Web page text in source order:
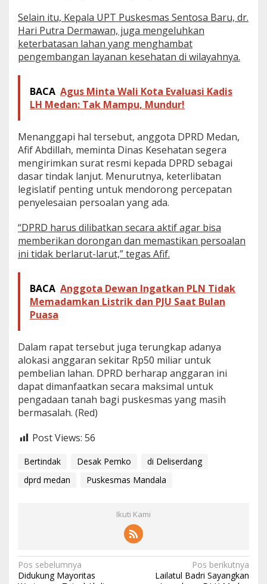
a
B
e
r
d
a
k
Selain itu, Kepala UPT Puskesmas Sentosa Baru, dr.
Hari Putra Dermawan, juga mengeluhkan
keterbatasan lahan yang menghambat
pengembangan layanan kesehatan di wilayahnya.
BACA Agus Minta Wali Kota Evaluasi Kadis
LH Medan: Tak Mampu, Mundur!
Menanggapi hal tersebut, anggota DPRD Medan,
Afif Abdillah, meminta Dinas Kesehatan segera
mengirimkan surat resmi kepada DPRD sebagai
dasar tindak lanjut. Menurutnya, keterlibatan
legislatif penting untuk mendorong percepatan
penyelesaian persoalan yang ada.
“DPRD harus dilibatkan secara aktif agar bisa
memberikan dorongan dan memastikan persoalan
ini tidak berlarut-larut,” tegas Afif.
BACA Anggota Dewan Ingatkan PLN Tidak
Memadamkan Listrik dan PJU Saat Bulan
Puasa
Dalam rapat tersebut juga terungkap adanya
alokasi anggaran sekitar Rp50 miliar untuk
pembelian lahan. DPRD berharap anggaran ini
dapat dimanfaatkan secara maksimal untuk
pengadaan tanah bagi puskesmas yang masih
bermasalah. (Red)
Post Views: 56
Bertindak Desak Pemko
di Deliserdang
dprd medan
Puskesmas Mandala
Ikuti Kami
N
Pos sebelumnya
Didukung Mayoritas
Pos berikutnya
Lailatul Badri Sayangkan